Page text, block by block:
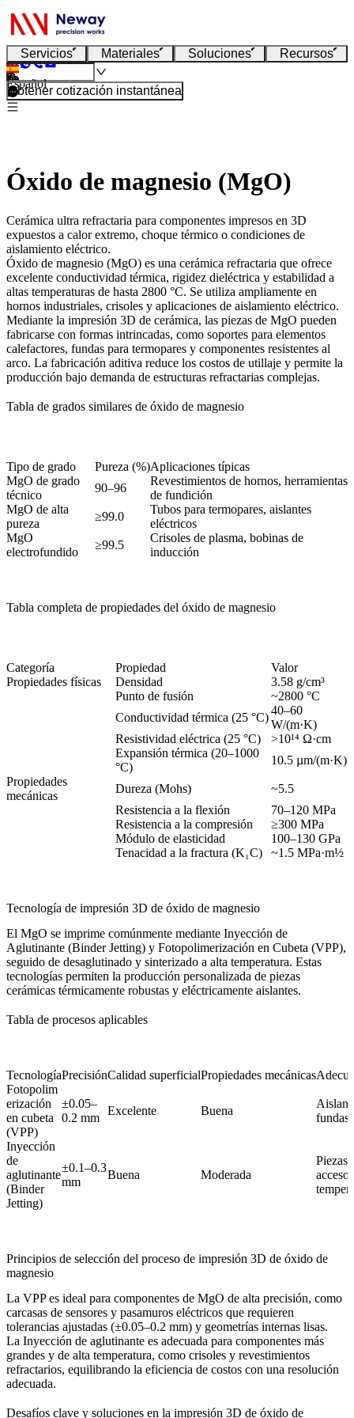
Servicios Materiales Soluciones Recursos
Español
Obtener cotización instantánea
Óxido de magnesio (MgO)
Cerámica ultra refractaria para componentes impresos en 3D
expuestos a calor extremo, choque térmico o condiciones de
aislamiento eléctrico.
Óxido de magnesio (MgO) es una cerámica refractaria que ofrece
excelente conductividad térmica, rigidez dieléctrica y estabilidad a
altas temperaturas de hasta 2800 °C. Se utiliza ampliamente en
hornos industriales, crisoles y aplicaciones de aislamiento eléctrico.
Mediante la impresión 3D de cerámica, las piezas de MgO pueden
fabricarse con formas intrincadas, como soportes para elementos
calefactores, fundas para termopares y componentes resistentes al
arco. La fabricación aditiva reduce los costos de utillaje y permite la
producción bajo demanda de estructuras refractarias complejas.
Tabla de grados similares de óxido de magnesio
Tipo de grado Pureza (%)Aplicaciones típicas
MgO de grado
técnico
90–96
Revestimientos de hornos, herramientas
de fundición
MgO de alta
pureza
≥99.0
Tubos para termopares, aislantes
eléctricos
MgO
electrofundido
≥99.5
Crisoles de plasma, bobinas de
inducción
Tabla completa de propiedades del óxido de magnesio
Categoría Propiedad
Valor
Propiedades físicas
Densidad
3.58 g/cm³
Punto de fusión
~2800 °C
Conductividad térmica (25 °C)
40–60
W/(m·K)
Resistividad eléctrica (25 °C)
>10¹⁴ Ω·cm
Expansión térmica (20–1000
°C)
10.5 µm/(m·K)
Propiedades
mecánicas
Dureza (Mohs)
~5.5
Resistencia a la flexión
70–120 MPa
Resistencia a la compresión
≥300 MPa
Módulo de elasticidad
100–130 GPa
Tenacidad a la fractura (K₁C)
~1.5 MPa·m½
Tecnología de impresión 3D de óxido de magnesio
El MgO se imprime comúnmente mediante Inyección de
Aglutinante (Binder Jetting) y Fotopolimerización en Cubeta (VPP),
seguido de desaglutinado y sinterizado a alta temperatura. Estas
tecnologías permiten la producción personalizada de piezas
cerámicas térmicamente robustas y eléctricamente aislantes.
Tabla de procesos aplicables
TecnologíaPrecisiónCalidad superficialPropiedades mecánicas
Fotopolim
erización
en cubeta
(VPP)
±0.05–
0.2 mm
Excelente Buena
fundas
Inyección
de
aglutinante
(Binder
Jetting)
±0.1–0.3
mm
Buena Moderada
Piezas
Principios de selección del proceso de impresión 3D de óxido de
magnesio
La VPPes ideal para componentes de MgO de alta precisión, como
carcasas de sensores y pasamuros eléctricos que requieren
tolerancias ajustadas (±0.05–0.2 mm) y geometrías internas lisas.
La Inyección de aglutinante es adecuada para componentes más
grandes y de alta temperatura, como crisoles y revestimientos
refractarios, equilibrando la eficiencia de costos con una resolución
adecuada.
Desafíos clave y soluciones en la impresión 3D de óxido de